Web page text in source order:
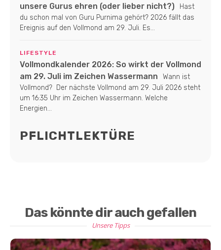
unsere Gurus ehren (oder lieber nicht?)
Hast
du schon mal von Guru Purnima gehört? 2026 fällt das
Ereignis auf den Vollmond am 29. Juli. Es...
LIFESTYLE
Vollmondkalender 2026: So wirkt der Vollmond
am 29. Juli im Zeichen Wassermann
Wann ist
Vollmond? Der nächste Vollmond am 29. Juli 2026 steht
um 16:35 Uhr im Zeichen Wassermann. Welche
Energien...
PFLICHTLEKTÜRE
Das könnte dir auch gefallen
Unsere Tipps